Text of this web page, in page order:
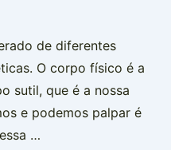
de diferentes
O corpo físico é a
sutil, que é a nossa
e podemos palpar é
…